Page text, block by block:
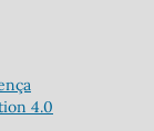
4.0